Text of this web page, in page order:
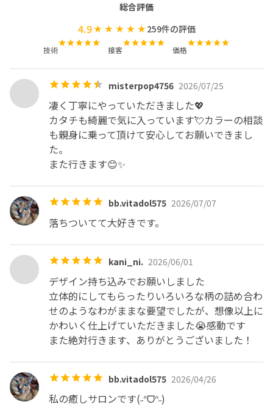
ネイルまで幅広くお任せください❗️
オーダーチップ等もご相談承ります。
♪ご来店心よりお待ちしております♪
——————————————————————————-
◆所持資格◆
JNEC1級　JNA上級　パラジェルシルバーライセンス取得
ネイルサロン衛生管理士　JNAフットケア理論
（ネイルサロン実務経験有り）
総合評価
4.9 259件の評価
技術 接客 価格
misterpop4756 2026/07/25
凄く丁寧にやっていただきました💖
カタチも綺麗で気に入っています💘カラーの相談
も親身に乗って頂けて安心してお願いできまし
た。
また行きます😊✨
bb.vitadol575 2026/07/07
落ちついてて大好きです。
kani_ni. 2026/06/01
デザイン持ち込みでお願いしました
立体的にしてもらったりいろいろな柄の詰め合わ
せのようなわがままな要望でしたが、想像以上に
かわいく仕上げていただきました😭感動です
また絶対行きます、ありがとうございました！
bb.vitadol575 2026/04/26
私の癒しサロンです(˶ᐢᗜᐢ˶)